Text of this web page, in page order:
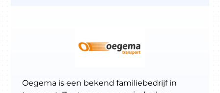
Oegema is een bekend familiebedrijf in